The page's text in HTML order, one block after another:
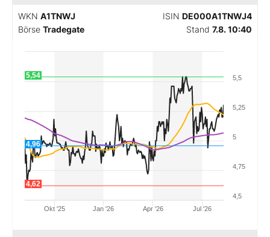
Abo & Shop
BO-Musterdepots
Experten
Mein Konto
WKN A1TNWJ ISIN DE000A1TNWJ4
Börse Tradegate Stand 7.8. 10:40
Jan '26 Jul '26
Okt '25 Apr '26
4,5
5
5,5
4,75
5,25
4,96
4,62
5,54